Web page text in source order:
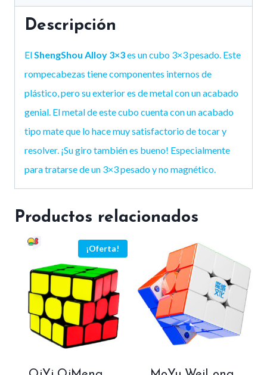
Descripción
ElShengShou Alloy 3×3es un cubo 3×3 pesado. Este
rompecabezas tiene componentes internos de
plástico, pero su exterior es de metal con un acabado
genial. El metal de este cubo cuenta con un acabado
tipo mate que lo hace muy satisfactorio de tocar y
resolver. ¡Su giro también es bueno! Especialmente
para tratarse de un 3×3 pesado y no magnético.
Productos relacionados
¡Oferta!